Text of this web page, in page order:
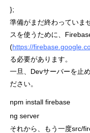
};
準備がまだ終わっていま
スを使うために、
(https://
る必要があります。
一旦、Devサーバーを止
ださい。
npm install firebase
ng server
それから、もう一度src/